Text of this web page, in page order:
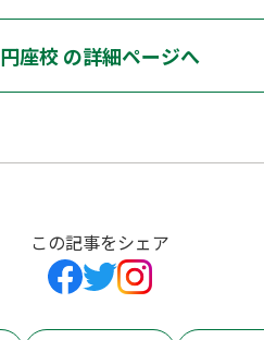
円座校 の詳細ページへ
この記事をシェア